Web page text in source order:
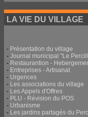
LA VIE DU VILLAGE
- Présentation du village
- Journal municipal "Le
- Restaurantion -
- Entreprises - Artisanat
- Urgences
- Les associations du village
- Les Appels d'Offres
- PLU - Révision du POS
- Urbanisme
- Les jardins partagés du